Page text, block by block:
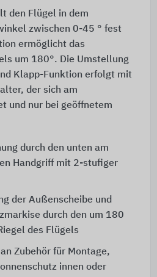
den Flügel in dem
zwischen 0-45 ° fest
ermöglicht das
um 180°. Die Umstellung
Klapp-Funktion erfolgt mit
der sich am
und nur bei geöffnetem
durch den unten am
Handgriff mit 2-stufiger
der Außenscheibe und
durch den um 180
des Flügels
Zubehör für Montage,
innen oder